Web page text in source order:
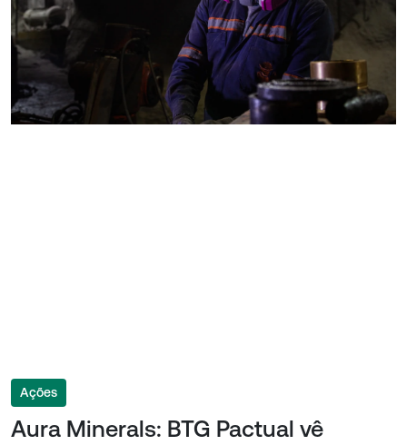
Ações
Aura Minerals: BTG Pactual vê